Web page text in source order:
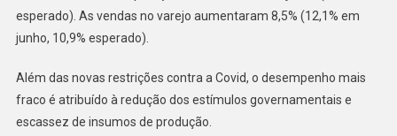
E
esperado). As vendas no varejo aumentaram 8,5% (12,1% em
junho, 10,9% esperado).
Além das novas restrições contra a Covid, o desempenho mais
fraco é atribuído à redução dos estímulos governamentais e
escassez de insumos de produção.